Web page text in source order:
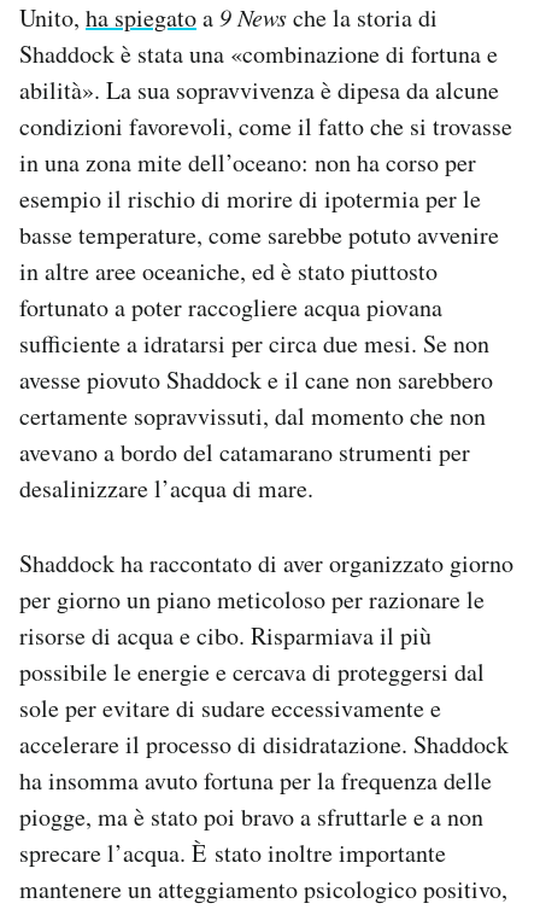
Unito, ha spiegatoa9 Newsche la storia di
Shaddock è stata una «combinazione di fortuna e
abilità». La sua sopravvivenza è dipesa da alcune
condizioni favorevoli, come il fatto che si trovasse
in una zona mite dell’oceano: non ha corso per
esempio il rischio di morire di ipotermia per le
basse temperature, come sarebbe potuto avvenire
in altre aree oceaniche, ed è stato piuttosto
fortunato a poter raccogliere acqua piovana
sufficiente a idratarsi per circa due mesi. Se non
avesse piovuto Shaddock e il cane non sarebbero
certamente sopravvissuti, dal momento che non
avevano a bordo del catamarano strumenti per
desalinizzare l’acqua di mare.
Shaddock ha raccontato di aver organizzato giorno
per giorno un piano meticoloso per razionare le
risorse di acqua e cibo. Risparmiava il più
possibile le energie e cercava di proteggersi dal
sole per evitare di sudare eccessivamente e
accelerare il processo di disidratazione. Shaddock
ha insomma avuto fortuna per la frequenza delle
piogge, ma è stato poi bravo a sfruttarle e a non
sprecare l’acqua. È stato inoltre importante
mantenere un atteggiamento psicologico positivo,